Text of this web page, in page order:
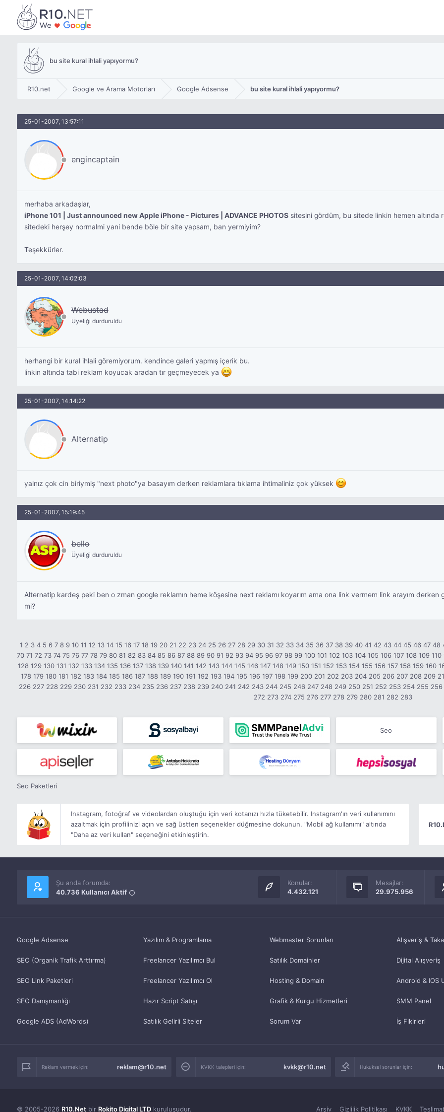
bu site kural ihlali yapıyormu?
R10.net Google ve Arama Motorları Google Adsense bu site kural ihlali yapıyormu?
25-01-2007, 13:57:11
engincaptain
merhaba arkadaşlar,
iPhone 101 | Just announced new Apple iPhone - Pictures | ADVANCE PHOTOSsitesini gördüm, bu sitede linkin hemen
sitedeki herşey normalmi yani bende böle bir site yapsam, ban yermiyim?
Teşekkürler.
25-01-2007, 14:02:03
Webustad
Üyeliği durduruldu
herhangi bir kural ihlali göremiyorum. kendince galeri yapmış içerik bu.
linkin altında tabi reklam koyucak aradan tır geçmeyecek ya
25-01-2007, 14:14:22
Alternatip
yalnız çok cin biriymiş "next photo"ya basayım derken reklamlara tıklama ihtimaliniz çok yüksek
25-01-2007, 15:19:45
bello
Üyeliği durduruldu
Alternatip kardeş peki ben o zman google reklamın heme köşesine next reklamı koyarım ama ona link vermem link arayım
mi?
1 2 3 4 5 6 7 8 9 10 11 12 13 14 15 16 17 18 19 20 21 22 23 24 25 26 27 28 29 30 31 32 33 34 35 36 37 38 39 40 41 42 43 44 45 46 47 48
70 71 72 73 74 75 76 77 78 79 80 81 82 83 84 85 86 87 88 89 90 91 92 93 94 95 96 97 98 99 100 101 102 103 104 105 106 107 108 109 110
128 129 130 131 132 133 134 135 136 137 138 139 140 141 142 143 144 145 146 147 148 149 150 151 152 153 154 155 156 157 158 159 160
178 179 180 181 182 183 184 185 186 187 188 189 190 191 192 193 194 195 196 197 198 199 200 201 202 203 204 205 206 207 208 209
226 227 228 229 230 231 232 233 234 235 236 237 238 239 240 241 242 243 244 245 246 247 248 249 250 251 252 253 254 255 256
272 273 274 275 276 277 278 279 280 281 282 283
Seo
Seo Paketleri
Instagram, fotoğraf ve videolardan oluştuğu için veri kotanızı hızla tüketebilir. Instagram'ın veri kullanımını
azaltmak için profilinizi açın ve sağ üstten seçenekler düğmesine dokunun. "Mobil ağ kullanımı" altında
"Daha az veri kullan" seçeneğini etkinleştirin.
Şu anda forumda:
40.736 Kullanıcı Aktif
Konular:
4.432.121
Mesajlar:
29.975.956
Google Adsense
SEO (Organik Trafik Arttırma)
SEO Link Paketleri
SEO Danışmanlığı
Google ADS (AdWords)
Yazılım & Programlama
Freelancer Yazılımcı Bul
Freelancer Yazılımcı Ol
Hazır Script Satışı
Satılık Gelirli Siteler
Webmaster Sorunları
Satılık Domainler
Hosting & Domain
Grafik & Kurgu Hizmetleri
Sorum Var
Alışveriş &
Dijital Alışveriş
Android & IOS
SMM Panel
İş Fikirleri
Reklam vermek için: reklam@r10.net KVKK talepleri için: kvkk@r10.net Hukuksal sorunlar için:
© 2005-2026 R10.Netbir Rokito Digital LTDkuruluşudur. Arşiv Gizlilik Politikası KVKK